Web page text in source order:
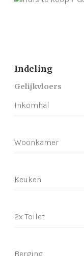
Indeling
Gelijkvloers
Inkomhal
Woonkamer
Keuken
2x Toilet
Berging